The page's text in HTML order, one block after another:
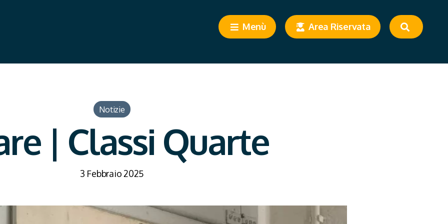
Menù Area Riservata
Notizie
| Classi Quarte
3 Febbraio 2025